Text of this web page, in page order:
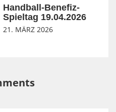
Handball-Benefiz-
Spieltag 19.04.2026
21. MÄRZ 2026